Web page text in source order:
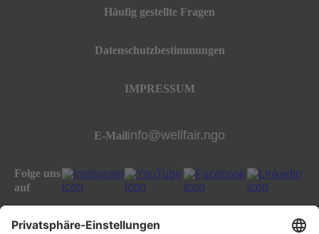
Häufig gestellte Fragen
Datenschutzbestimmungen
IMPRESSUM
E-Mailinfo@wellfair.ngo
Folge uns
auf
All rights reserved well:fair foundation 2023.